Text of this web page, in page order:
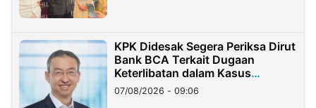
KPK Didesak Segera Periksa Dirut
Bank BCA Terkait Dugaan
Keterlibatan dalam Kasus
Hilangnya Dana Nasabah Rp2,58
Miliar
07/08/2026 - 09:06